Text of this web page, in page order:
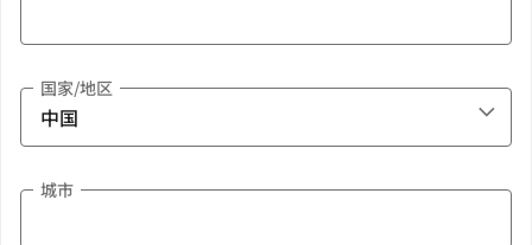
国家/地区
城市